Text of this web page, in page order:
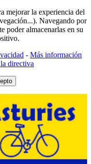
mejorar la experiencia del
Navegando por
poder almacenarlas en su
- Más información
directiva